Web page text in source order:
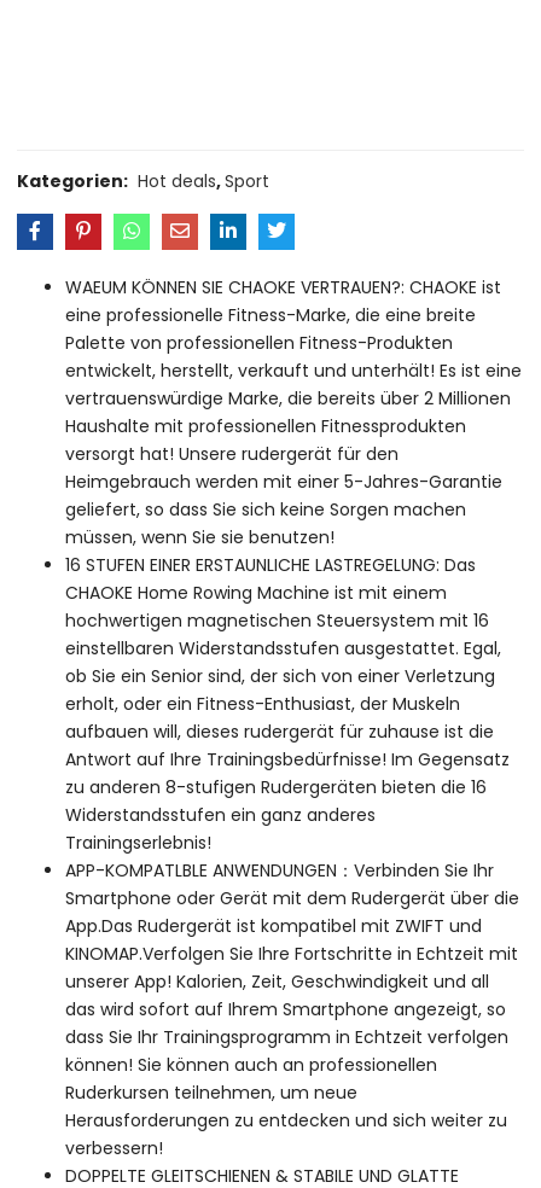
Kategorien: Hot deals,Sport
WAEUM KÖNNEN SIE CHAOKE VERTRAUEN?: CHAOKE ist
eine professionelle Fitness-Marke, die eine breite
Palette von professionellen Fitness-Produkten
entwickelt, herstellt, verkauft und unterhält! Es ist eine
vertrauenswürdige Marke, die bereits über 2 Millionen
Haushalte mit professionellen Fitnessprodukten
versorgt hat! Unsere rudergerät für den
Heimgebrauch werden mit einer 5-Jahres-Garantie
geliefert, so dass Sie sich keine Sorgen machen
müssen, wenn Sie sie benutzen!
16 STUFEN EINER ERSTAUNLICHE LASTREGELUNG: Das
CHAOKE Home Rowing Machine ist mit einem
hochwertigen magnetischen Steuersystem mit 16
einstellbaren Widerstandsstufen ausgestattet. Egal,
ob Sie ein Senior sind, der sich von einer Verletzung
erholt, oder ein Fitness-Enthusiast, der Muskeln
aufbauen will, dieses rudergerät für zuhause ist die
Antwort auf Ihre Trainingsbedürfnisse! Im Gegensatz
zu anderen 8-stufigen Rudergeräten bieten die 16
Widerstandsstufen ein ganz anderes
Trainingserlebnis!
APP-KOMPATLBLE ANWENDUNGEN：Verbinden Sie Ihr
Smartphone oder Gerät mit dem Rudergerät über die
App.Das Rudergerät ist kompatibel mit ZWIFT und
KINOMAP.Verfolgen Sie Ihre Fortschritte in Echtzeit mit
unserer App! Kalorien, Zeit, Geschwindigkeit und all
das wird sofort auf Ihrem Smartphone angezeigt, so
dass Sie Ihr Trainingsprogramm in Echtzeit verfolgen
können! Sie können auch an professionellen
Ruderkursen teilnehmen, um neue
Herausforderungen zu entdecken und sich weiter zu
verbessern!
DOPPELTE GLEITSCHIENEN & STABILE UND GLATTE